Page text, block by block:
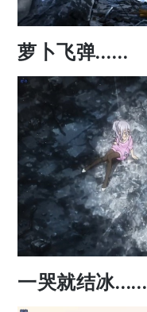
萝卜飞弹……
一哭就结冰……